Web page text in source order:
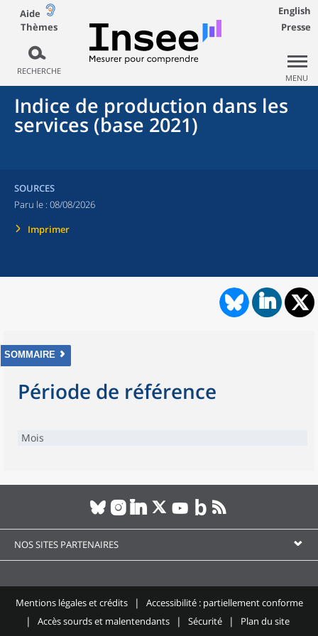
Aide
Thèmes
RECHERCHE
English
Presse
MENU
Indice de production dans les
services (base 2021)
SOURCES
Paru le : 08/08/2026
Imprimer
SOMMAIRE
Période de référence
Mois
NOS SITES PARTENAIRES
Mentions légales et crédits
Accessibilité : partiellement conforme
Accès sourds et malentendants
Sécurité Plan du site